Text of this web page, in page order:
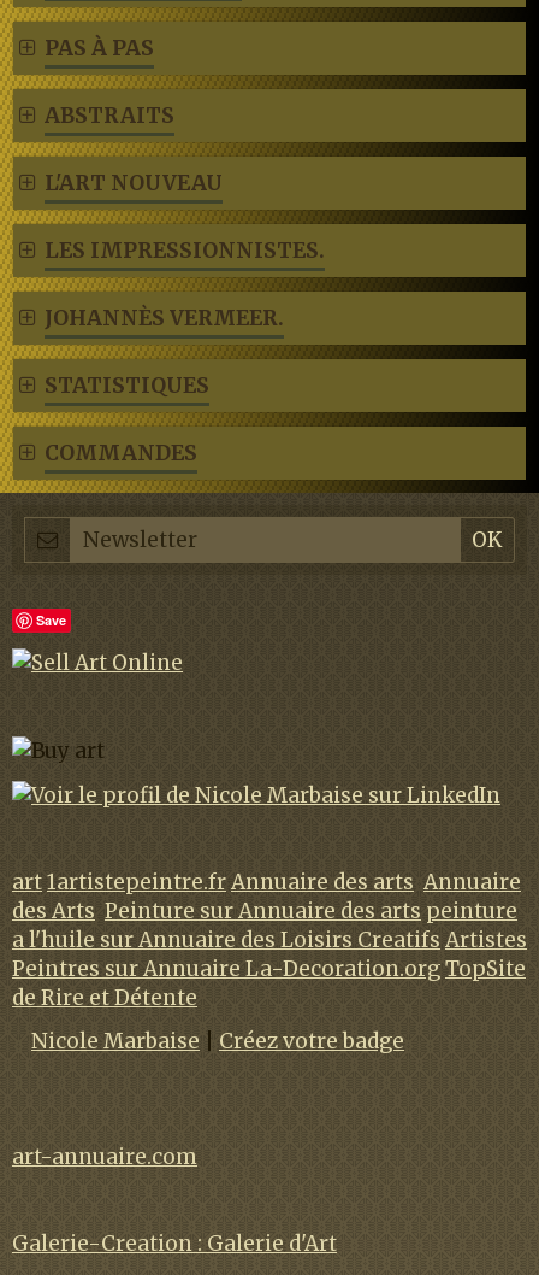
PAS À PAS
ABSTRAITS
L'ART NOUVEAU
LES IMPRESSIONNISTES.
JOHANNÈS VERMEER.
STATISTIQUES
COMMANDES
Save
art1artistepeintre.frAnnuaire des arts Annuaire
des Arts Peinture sur Annuaire des arts peinture
a l'huile sur Annuaire des Loisirs Creatifs Artistes
Peintres sur Annuaire La-Decoration.orgTopSite
de Rire et Détente
Nicole Marbaise
Créez votre badge
art-annuaire.com
Galerie-Creation : Galerie d'Art